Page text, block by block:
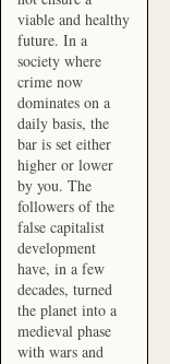
viable and healthy
future. In a
society where
crime now
dominates on a
daily basis, the
bar is set either
higher or lower
by you. The
followers of the
false capitalist
development
have, in a few
decades, turned
the planet into a
medieval phase
with wars and